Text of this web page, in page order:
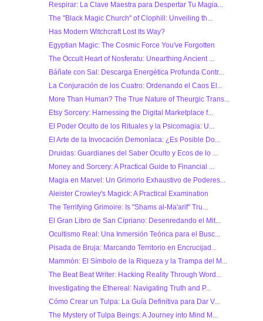
Respirar: La Clave Maestra para Despertar Tu Magia...
The "Black Magic Church" of Clophill: Unveiling th...
Has Modern Witchcraft Lost Its Way?
Egyptian Magic: The Cosmic Force You've Forgotten
The Occult Heart of Nosferatu: Unearthing Ancient ...
Báñate con Sal: Descarga Energética Profunda Contr...
La Conjuración de los Cuatro: Ordenando el Caos El...
More Than Human? The True Nature of Theurgic Trans...
Etsy Sorcery: Harnessing the Digital Marketplace f...
El Poder Oculto de los Rituales y la Psicomagia: U...
El Arte de la Invocación Demoníaca: ¿Es Posible Do...
Druidas: Guardianes del Saber Oculto y Ecos de lo ...
Money and Sorcery: A Practical Guide to Financial ...
Magia en Marvel: Un Grimorio Exhaustivo de Poderes...
Aleister Crowley's Magick: A Practical Examination
The Terrifying Grimoire: Is "Shams al-Ma'arif" Tru...
El Gran Libro de San Cipriano: Desenredando el Mit...
Ocultismo Real: Una Inmersión Teórica para el Busc...
Pisada de Bruja: Marcando Territorio en Encrucijad...
Mammón: El Símbolo de la Riqueza y la Trampa del M...
The Beat Beat Writer: Hacking Reality Through Word...
Investigating the Ethereal: Navigating Truth and P...
Cómo Crear un Tulpa: La Guía Definitiva para Dar V...
The Mystery of Tulpa Beings: A Journey into Mind M...